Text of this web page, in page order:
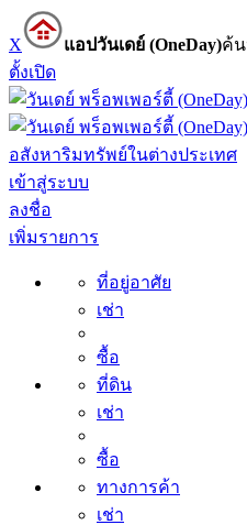
X แอปวันเดย์ (OneDay)ค้
ตั้งเปิด
อสังหาริมทรัพย์ในต่างประเทศ
เข้าสู่ระบบ
ลงชื่อ
เพิ่มรายการ
ที่อยู่อาศัย
เช่า
ซื้อ
ที่ดิน
เช่า
ซื้อ
ทางการค้า
เช่า